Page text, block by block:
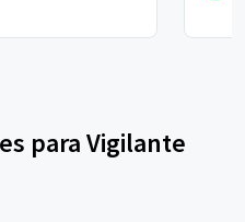
para Vigilante